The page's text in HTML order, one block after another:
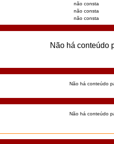
não consta
não consta
não consta
Não há conteúdo
Não há conteúdo
Não há conteúdo